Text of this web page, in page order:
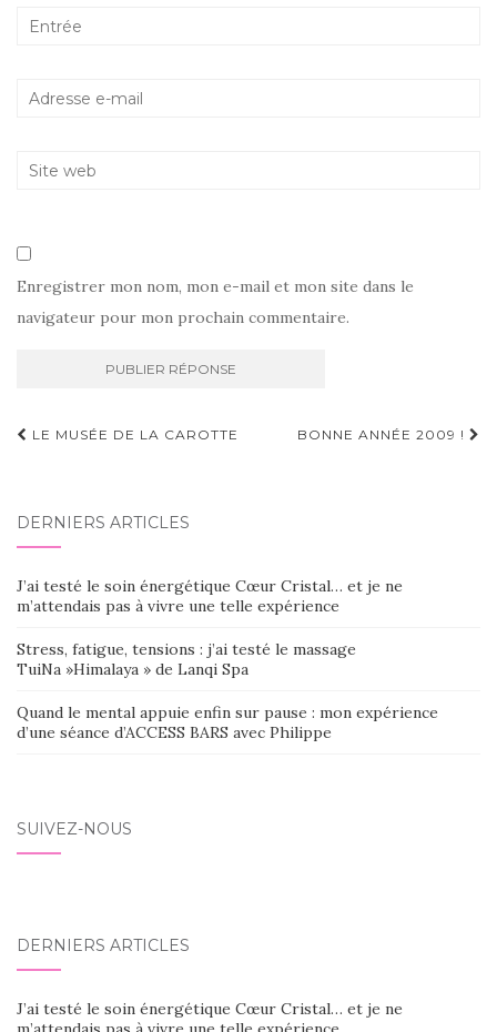
Enregistrer mon nom, mon e-mail et mon site dans le
navigateur pour mon prochain commentaire.
Navigation
LE MUSÉE DE LA CAROTTE BONNE ANNÉE 2009 !
DERNIERS ARTICLES
J’ai testé le soin énergétique Cœur Cristal… et je ne
m’attendais pas à vivre une telle expérience
Stress, fatigue, tensions : j’ai testé le massage
TuiNa »Himalaya » de Lanqi Spa
Quand le mental appuie enfin sur pause : mon expérience
d’une séance d’ACCESS BARS avec Philippe
SUIVEZ-NOUS
DERNIERS ARTICLES
J’ai testé le soin énergétique Cœur Cristal… et je ne